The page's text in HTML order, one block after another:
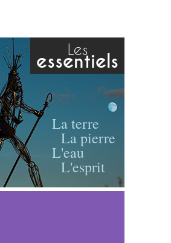
Les
essentiels
La terre
La pierre
L'eau
L'esprit